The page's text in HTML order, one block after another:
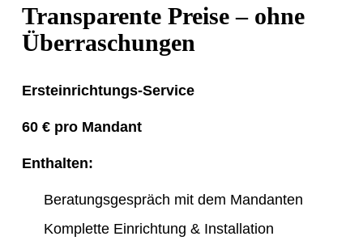
Transparente Preise – ohne
Überraschungen
Ersteinrichtungs-Service
60 € pro Mandant
Enthalten:
Beratungsgespräch mit dem Mandanten
Komplette Einrichtung & Installation